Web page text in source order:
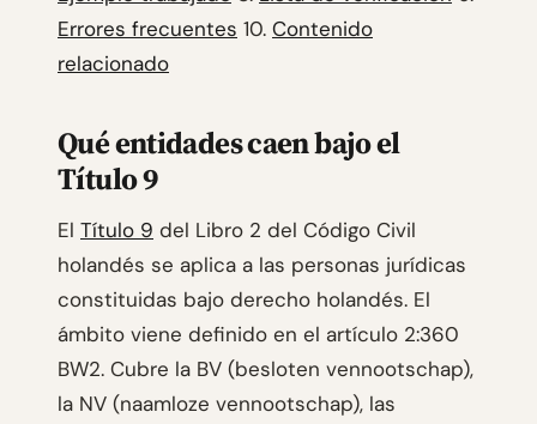
Errores frecuentes 10. Contenido
relacionado
Qué entidades caen bajo el
Título 9
El Título 9 del Libro 2 del Código Civil
holandés se aplica a las personas jurídicas
constituidas bajo derecho holandés. El
ámbito viene definido en el artículo 2:360
BW2. Cubre la BV (besloten vennootschap),
la NV (naamloze vennootschap), las